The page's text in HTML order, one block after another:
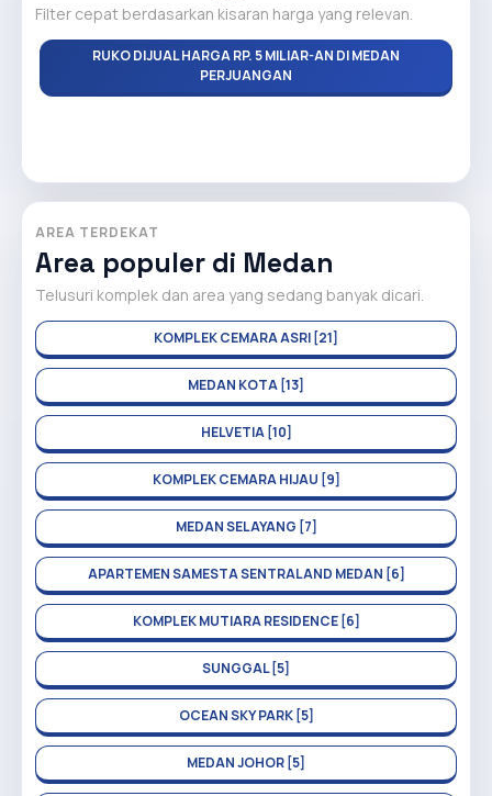
Filter cepat berdasarkan kisaran harga yang relevan.
RUKO DIJUAL HARGA RP. 5 MILIAR-AN DI MEDAN
PERJUANGAN
AREA TERDEKAT
Area populer di Medan
Telusuri komplek dan area yang sedang banyak dicari.
KOMPLEK CEMARA ASRI [21]
MEDAN KOTA [13]
HELVETIA [10]
KOMPLEK CEMARA HIJAU [9]
MEDAN SELAYANG [7]
APARTEMEN SAMESTA SENTRALAND MEDAN [6]
KOMPLEK MUTIARA RESIDENCE [6]
SUNGGAL [5]
OCEAN SKY PARK [5]
MEDAN JOHOR [5]